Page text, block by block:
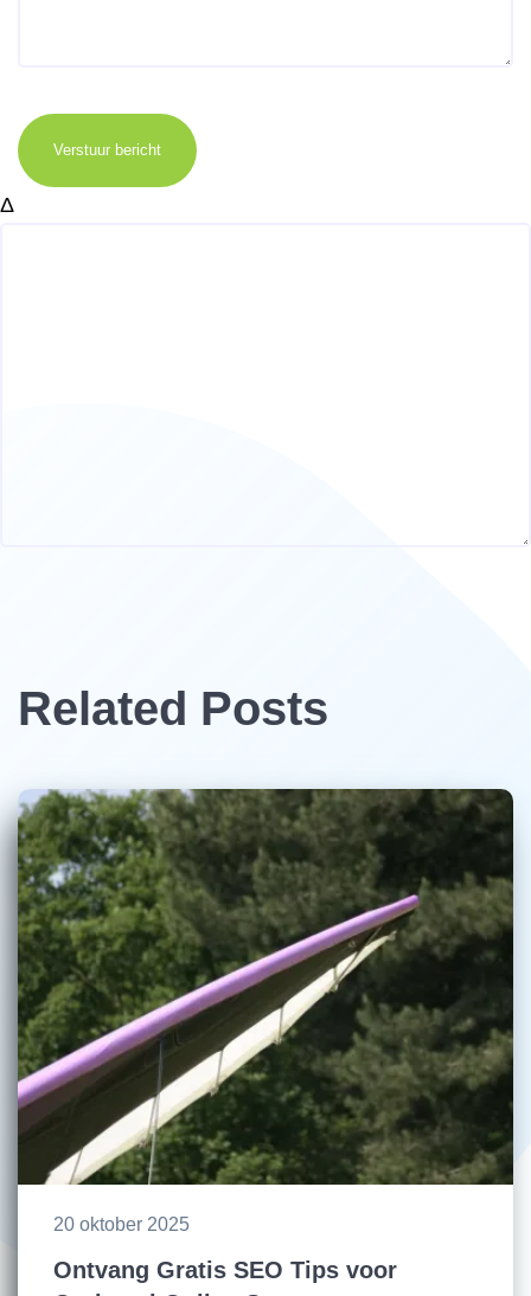
Verstuur bericht
Δ
Related Posts
20 oktober 2025
Ontvang Gratis SEO Tips voor